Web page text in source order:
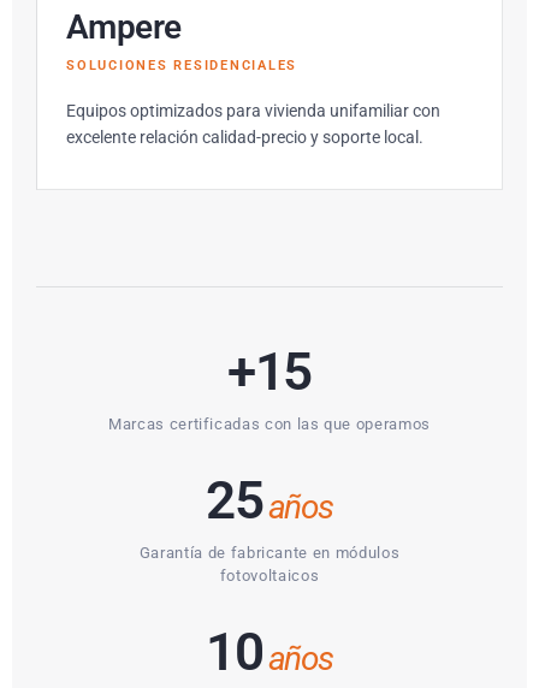
Ampere
SOLUCIONES RESIDENCIALES
Equipos optimizados para vivienda unifamiliar con
excelente relación calidad-precio y soporte local.
+15
Marcas certificadas con las que operamos
25años
Garantía de fabricante en módulos
fotovoltaicos
10años